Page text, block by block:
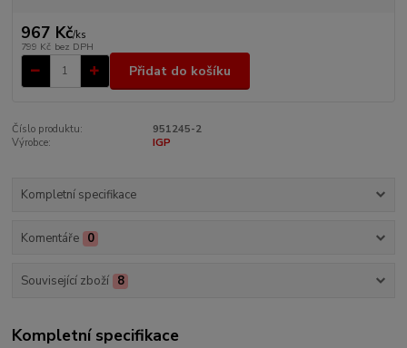
967 Kč/ks
799 Kč bez DPH
Přidat do košíku
Číslo produktu:
951245-2
Výrobce:
IGP
Kompletní specifikace
Komentáře 0
Související zboží 8
Kompletní specifikace